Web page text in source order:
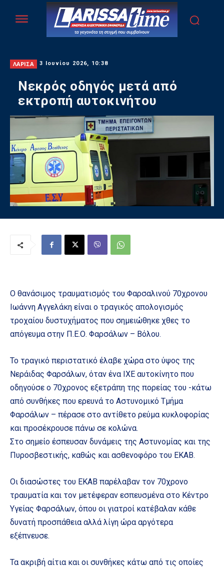
ΛΑΡΙΣΑ 3 Ιουνίου 2026, 10:38
Νεκρός οδηγός μετά από
εκτροπή αυτοκινήτου
Ο θανάσιμος τραυματισμός του Φαρσαλινού 70χρονου
Ιωάννη Αγγελάκη είναι ο τραγικός απολογισμός
τροχαίου δυστυχήματος που σημειώθηκε χθες το
απόγευμα στην Π.Ε.Ο. Φαρσάλων – Βόλου.
Το τραγικό περιστατικό έλαβε χώρα στο ύψος της
Νεράιδας Φαρσάλων, όταν ένα ΙΧΕ αυτοκίνητο που
οδηγούσε ο 70χρονος εξετράπη της πορείας του -κάτω
από συνθήκες που ερευνά το Αστυνομικό Τμήμα
Φαρσάλων – πέρασε στο αντίθετο ρεύμα κυκλοφορίας
και προσέκρουσε πάνω σε κολώνα.
Στο σημείο έσπευσαν δυνάμεις της Αστυνομίας και της
Πυροσβεστικής, καθώς και ασθενοφόρο του ΕΚΑΒ.
Οι διασώστες του ΕΚΑΒ παρέλαβαν τον 70χρονο
τραυματία και τον μετέφεραν εσπευσμένα στο Κέντρο
Υγείας Φαρσάλων, όπου οι γιατροί κατέβαλαν κάθε
δυνατή προσπάθεια αλλά λίγη ώρα αργότερα
εξέπνευσε.
Τα ακριβή αίτια και οι συνθήκες κάτω από τις οποίες